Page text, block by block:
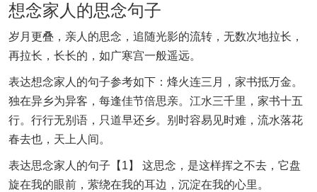
想念家人的思念句子
岁月更叠，亲人的思念，追随光影的流转，无数次地拉长，
再拉长，长长的，如广寒宫一般遥远。
表达想念家人的句子参考如下：烽火连三月，家书抵万金。
独在异乡为异客，每逢佳节倍思亲。江水三千里，家书十五
行。行行无别语，只道早还乡。别时容易见时难，流水落花
春去也，天上人间。
表达思念家人的句子【1】 这思念，是这样挥之不去，它盘
旋在我的眼前，萦绕在我的耳边，沉淀在我的心里。